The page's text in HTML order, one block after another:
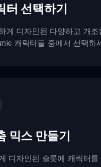
터 선택하기
게 디자인된 다양하고 개조
캐릭터들 중에서 선택하
믹스 만들기
디자인된 슬롯에 캐릭터를